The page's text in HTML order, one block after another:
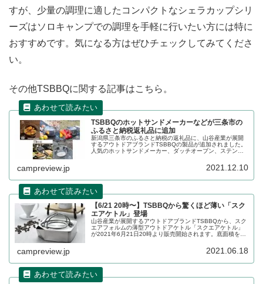
すが、少量の調理に適したコンパクトなシェラカップシリ
ーズはソロキャンプでの調理を手軽に行いたい方には特に
おすすめです。気になる方はぜひチェックしてみてくださ
い。
その他TSBBQに関する記事はこちら。
TSBBQのホットサンドメーカーなどが三条市の
ふるさと納税返礼品に追加
新潟県三条市のふるさと納税の返礼品に、山谷産業が展開
するアウトドアブランドTSBBQの製品が追加されました。
人気のホットサンドメーカー、ダッチオーブン、ステンレ
campreview.jp 2021.12.10
【6/21 20時〜】TSBBQから驚くほど薄い「スク
エアケトル」登場
山谷産業が展開するアウトドアブランドTSBBQから、スク
エアフォルムの薄型アウトドアケトル「スクエアケトル」
が2021年6月21日20時より販売開始されます。底面積を広
campreview.jp 2021.06.18